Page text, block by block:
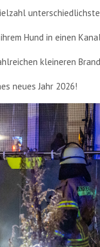
Hund in einen
kleineren
neues Jahr 2026!